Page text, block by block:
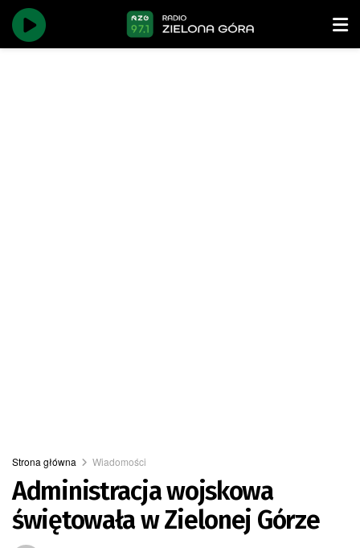
Strona główna Wiadomości
Administracja wojskowa
świętowała w Zielonej Górze